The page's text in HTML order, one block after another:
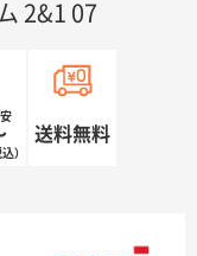
2&1 07
）
送料無料